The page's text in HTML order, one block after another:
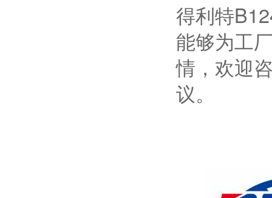
得利特
能够为工
情，欢迎
议。